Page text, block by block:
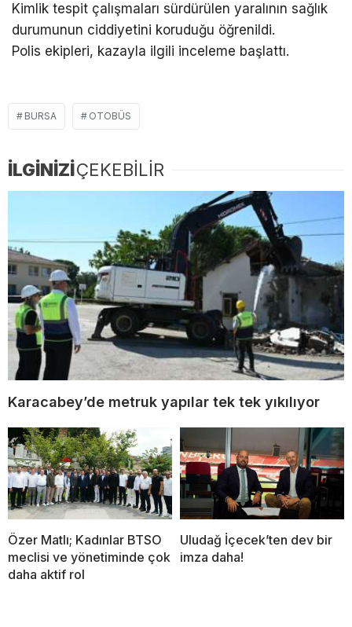
Kimlik tespit çalışmaları sürdürülen yaralının sağlık
durumunun ciddiyetini koruduğu öğrenildi.
Polis ekipleri, kazayla ilgili inceleme başlattı.
BURSA OTOBÜS
İLGİNİZİÇEKEBİLİR
Karacabey’de metruk yapılar tek tek yıkılıyor
Özer Matlı; Kadınlar BTSO
meclisi ve yönetiminde çok
daha aktif rol
Uludağ İçecek’ten dev bir
imza daha!